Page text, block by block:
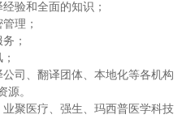
验和全面的知识；
理；
；
司、翻译团体、本地化等各机构
源。
聚医疗、强生、玛西普医学科技